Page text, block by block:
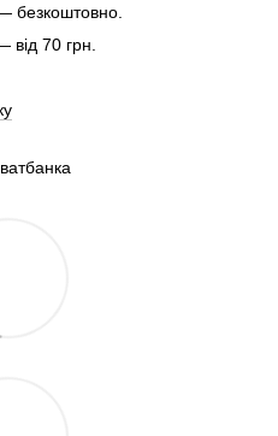
безкоштовно.
70 грн.